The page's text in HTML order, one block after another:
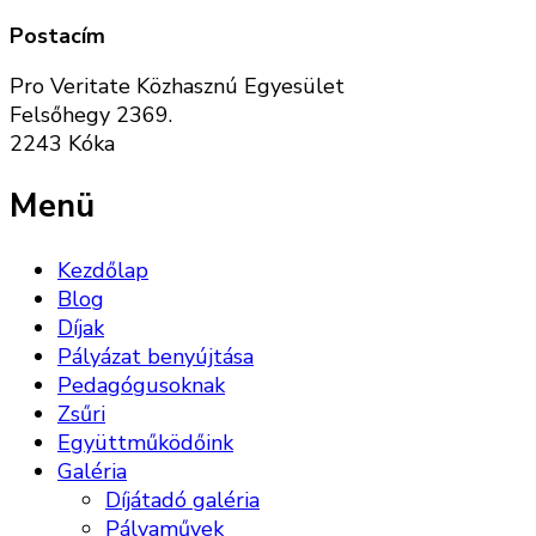
Postacím
Pro Veritate Közhasznú Egyesület
Felsőhegy 2369.
2243 Kóka
Menü
Kezdőlap
Blog
Díjak
Pályázat benyújtása
Pedagógusoknak
Zsűri
Együttműködőink
Galéria
Díjátadó galéria
Pályaművek